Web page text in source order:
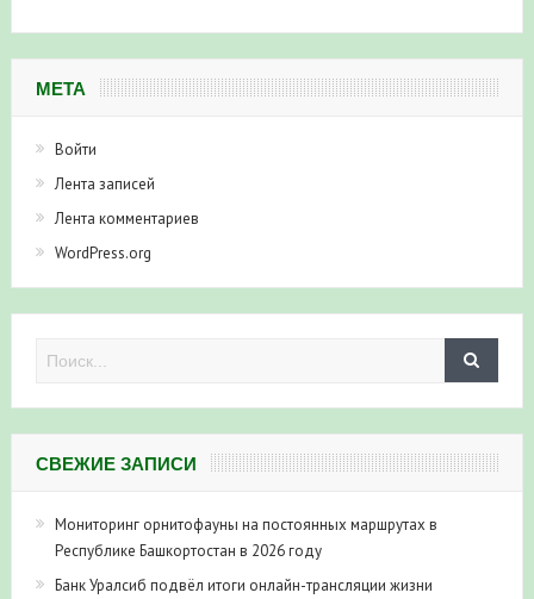
МЕТА
Войти
Лента записей
Лента комментариев
WordPress.org
СВЕЖИЕ ЗАПИСИ
Мониторинг орнитофауны на постоянных маршрутах в
Республике Башкортостан в 2026 году
Банк Уралсиб подвёл итоги онлайн-трансляции жизни